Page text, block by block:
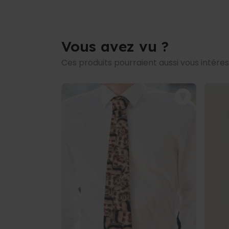
Vous avez vu ?
Ces produits pourraient aussi vous